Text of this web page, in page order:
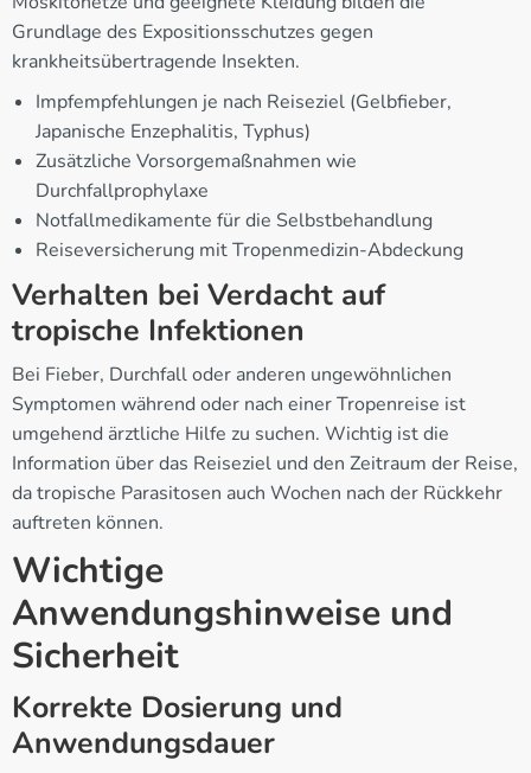
Grundlage des Expositionsschutzes gegen
krankheitsübertragende Insekten.
Impfempfehlungen je nach Reiseziel (Gelbfieber,
Japanische Enzephalitis, Typhus)
Zusätzliche Vorsorgemaßnahmen wie
Durchfallprophylaxe
Notfallmedikamente für die Selbstbehandlung
Reiseversicherung mit Tropenmedizin-Abdeckung
Verhalten bei Verdacht auf
tropische Infektionen
Bei Fieber, Durchfall oder anderen ungewöhnlichen
Symptomen während oder nach einer Tropenreise ist
umgehend ärztliche Hilfe zu suchen. Wichtig ist die
Information über das Reiseziel und den Zeitraum der Reise,
da tropische Parasitosen auch Wochen nach der Rückkehr
auftreten können.
Wichtige
Anwendungshinweise und
Sicherheit
Korrekte Dosierung und
Anwendungsdauer